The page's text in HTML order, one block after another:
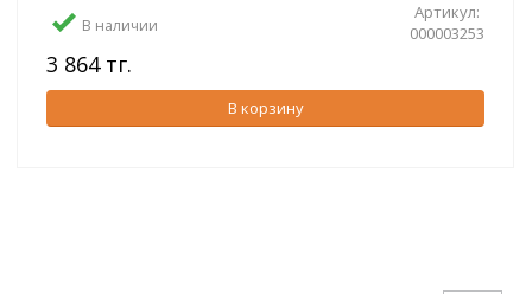
В наличии
Артикул:
000003253
3 864 тг.
В корзину